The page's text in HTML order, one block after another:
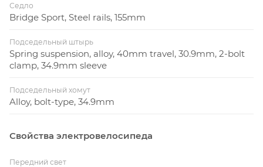
Седло
Bridge Sport, Steel rails, 155mm
Подседельный штырь
Spring suspension, alloy, 40mm travel, 30.9mm, 2-bolt
clamp, 34.9mm sleeve
Подседельный хомут
Alloy, bolt-type, 34.9mm
Свойства электровелосипеда
Передний свет